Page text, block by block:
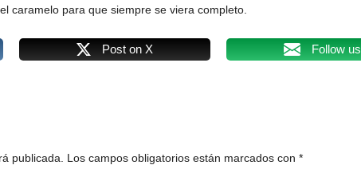
caramelo para que siempre se viera completo.
Post on X Follow us
publicada. Los campos obligatorios están marcados con*